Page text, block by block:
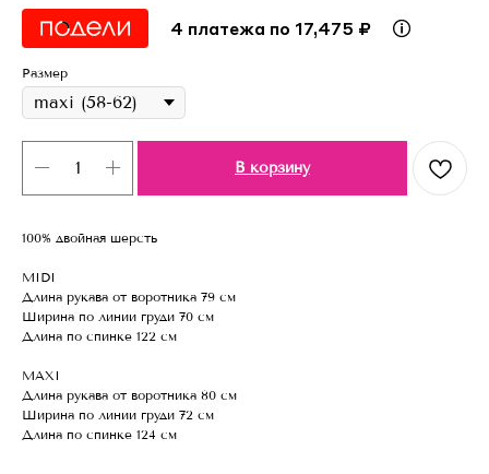
4 платежа по 17,475 ₽
Размер
В корзину
100% двойная шерсть
MIDI
Длина рукава от воротника 79 см
Ширина по линии груди 70 см
Длина по спинке 122 см
MAXI
Длина рукава от воротника 80 см
Ширина по линии груди 72 см
Длина по спинке 124 см